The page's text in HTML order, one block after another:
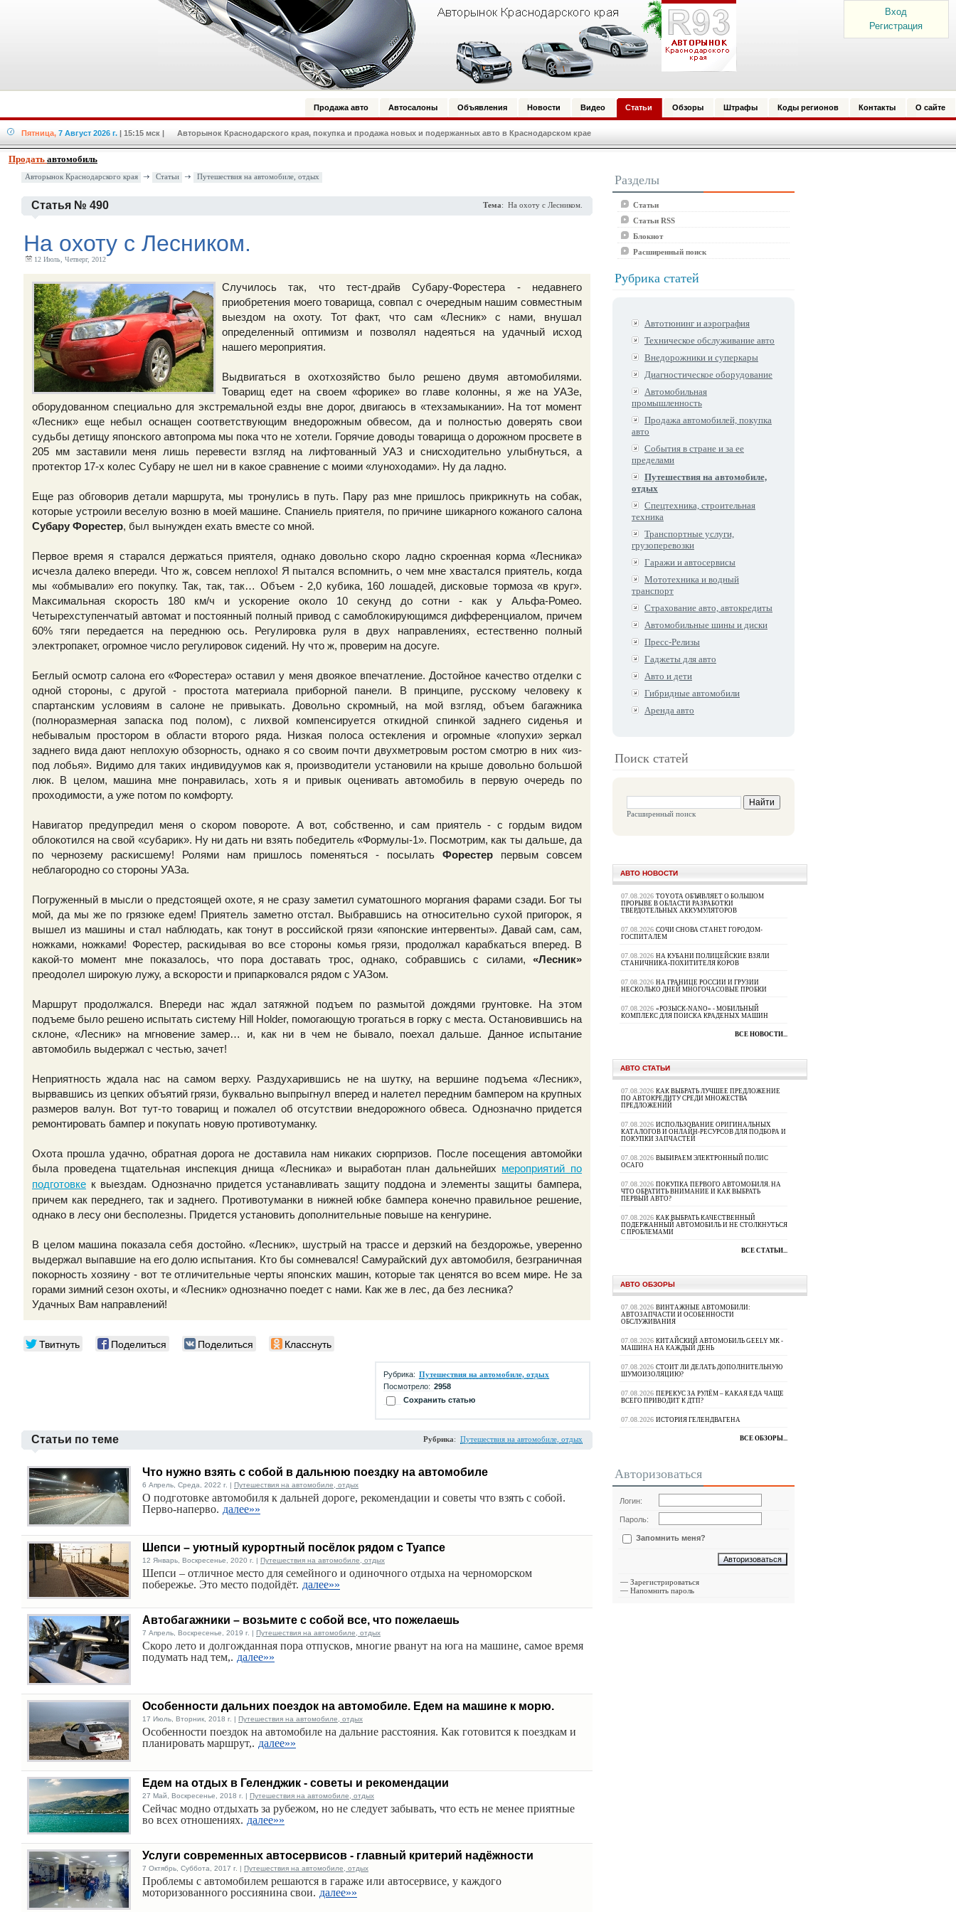
Вход
Регистрация
Продажа авто Автосалоны Объявления Новости Видео Статьи Обзоры Штрафы Коды регионов Контакты О сайте
Пятница, 7 Август 2026 г. | 15:15 мск | Авторынок Краснодарского края, покупка и продажа новых и подержанных авто в Краснодарском крае
Продать автомобиль
Авторынок Краснодарского края Статьи Путешествия на автомобиле, отдых
Статья № 490 Тема: На охоту с Лесником.
На охоту с Лесником.
12 Июль, Четверг, 2012
Случилось так, что тест-драйв Субару-Форестера - недавнего
приобретения моего товарища, совпал с очередным нашим совместным
выездом на охоту. Тот факт, что сам «Лесник» с нами, внушал
определенный оптимизм и позволял надеяться на удачный исход
нашего мероприятия.
Выдвигаться в охотхозяйство было решено двумя автомобилями.
Товарищ едет на своем «форике» во главе колонны, я же на УАЗе,
оборудованном специально для экстремальной езды вне дорог, двигаюсь в «техзамыкании». На тот момент
«Лесник» еще небыл оснащен соответствующим внедорожным обвесом, да и полностью доверять свои
судьбы детищу японского автопрома мы пока что не хотели. Горячие доводы товарища о дорожном просвете в
205 мм заставили меня лишь перевести взгляд на лифтованный УАЗ и снисходительно улыбнуться, а
протектор 17-х колес Субару не шел ни в какое сравнение с моими «луноходами». Ну да ладно.
Еще раз обговорив детали маршрута, мы тронулись в путь. Пару раз мне пришлось прикрикнуть на собак,
которые устроили веселую возню в моей машине. Спаниель приятеля, по причине шикарного кожаного салона
Субару Форестер, был вынужден ехать вместе со мной.
Первое время я старался держаться приятеля, однако довольно скоро ладно скроенная корма «Лесника»
исчезла далеко впереди. Что ж, совсем неплохо! Я пытался вспомнить, о чем мне хвастался приятель, когда
мы «обмывали» его покупку. Так, так, так… Объем - 2,0 кубика, 160 лошадей, дисковые тормоза «в круг».
Максимальная скорость 180 км/ч и ускорение около 10 секунд до сотни - как у Альфа-Ромео.
Четырехступенчатый автомат и постоянный полный привод с самоблокирующимся дифференциалом, причем
60% тяги передается на переднюю ось. Регулировка руля в двух направлениях, естественно полный
электропакет, огромное число регулировок сидений. Ну что ж, проверим на досуге.
Беглый осмотр салона его «Форестера» оставил у меня двоякое впечатление. Достойное качество отделки с
одной стороны, с другой - простота материала приборной панели. В принципе, русскому человеку к
спартанским условиям в салоне не привыкать. Довольно скромный, на мой взгляд, объем багажника
(полноразмерная запаска под полом), с лихвой компенсируется откидной спинкой заднего сиденья и
небывалым простором в области второго ряда. Низкая полоса остекления и огромные «лопухи» зеркал
заднего вида дают неплохую обзорность, однако я со своим почти двухметровым ростом смотрю в них «из-
под лобья». Видимо для таких индивидуумов как я, производители установили на крыше довольно большой
люк. В целом, машина мне понравилась, хоть я и привык оценивать автомобиль в первую очередь по
проходимости, а уже потом по комфорту.
Навигатор предупредил меня о скором повороте. А вот, собственно, и сам приятель - с гордым видом
облокотился на свой «субарик». Ну ни дать ни взять победитель «Формулы-1». Посмотрим, как ты дальше, да
по чернозему раскисшему! Ролями нам пришлось поменяться - посылать Форестер первым совсем
неблагородно со стороны УАЗа.
Погруженный в мысли о предстоящей охоте, я не сразу заметил суматошного моргания фарами сзади. Бог ты
мой, да мы же по грязюке едем! Приятель заметно отстал. Выбравшись на относительно сухой пригорок, я
вышел из машины и стал наблюдать, как тонут в российской грязи «японские интервенты». Давай сам, сам,
ножками, ножками! Форестер, раскидывая во все стороны комья грязи, продолжал карабкаться вперед. В
какой-то момент мне показалось, что пора доставать трос, однако, собравшись с силами, «Лесник»
преодолел широкую лужу, а вскорости и припарковался рядом с УАЗом.
Маршрут продолжался. Впереди нас ждал затяжной подъем по размытой дождями грунтовке. На этом
подъеме было решено испытать систему Hill Holder, помогающую трогаться в горку с места. Остановившись на
склоне, «Лесник» на мгновение замер… и, как ни в чем не бывало, поехал дальше. Данное испытание
автомобиль выдержал с честью, зачет!
Неприятность ждала нас на самом верху. Раздухарившись не на шутку, на вершине подъема «Лесник»,
вырвавшись из цепких объятий грязи, буквально выпрыгнул вперед и налетел передним бампером на крупных
размеров валун. Вот тут-то товарищ и пожалел об отсутствии внедорожного обвеса. Однозначно придется
ремонтировать бампер и покупать новую противотуманку.
Охота прошла удачно, обратная дорога не доставила нам никаких сюрпризов. После посещения автомойки
была проведена тщательная инспекция днища «Лесника» и выработан план дальнейших мероприятий по
подготовке к выездам. Однозначно придется устанавливать защиту поддона и элементы защиты бампера,
причем как переднего, так и заднего. Противотуманки в нижней юбке бампера конечно правильное решение,
однако в лесу они бесполезны. Придется установить дополнительные повыше на кенгурине.
В целом машина показала себя достойно. «Лесник», шустрый на трассе и дерзкий на бездорожье, уверенно
выдержал выпавшие на его долю испытания. Кто бы сомневался! Самурайский дух автомобиля, безграничная
покорность хозяину - вот те отличительные черты японских машин, которые так ценятся во всем мире. Не за
горами зимний сезон охоты, и «Лесник» однозначно поедет с нами. Как же в лес, да без лесника?
Удачных Вам направлений!
Твитнуть Поделиться Поделиться Класснуть
Рубрика: Путешествия на автомобиле, отдых
Посмотрело: 2958
Сохранить статью
Статьи по теме Рубрика: Путешествия на автомобиле, отдых
Что нужно взять с собой в дальнюю поездку на автомобиле
6 Апрель, Среда, 2022 г. | Путешествия на автомобиле, отдых
О подготовке автомобиля к дальней дороге, рекомендации и советы что взять с собой.
Перво-наперво. далее»»
Шепси – уютный курортный посёлок рядом с Туапсе
12 Январь, Воскресенье, 2020 г. | Путешествия на автомобиле, отдых
Шепси – отличное место для семейного и одиночного отдыха на черноморском
побережье. Это место подойдёт. далее»»
Автобагажники – возьмите с собой все, что пожелаешь
7 Апрель, Воскресенье, 2019 г. | Путешествия на автомобиле, отдых
Скоро лето и долгожданная пора отпусков, многие рванут на юга на машине, самое время
подумать над тем,. далее»»
Особенности дальних поездок на автомобиле. Едем на машине к морю.
17 Июль, Вторник, 2018 г. | Путешествия на автомобиле, отдых
Особенности поездок на автомобиле на дальние расстояния. Как готовится к поездкам и
планировать маршрут,. далее»»
Едем на отдых в Геленджик - советы и рекомендации
27 Май, Воскресенье, 2018 г. | Путешествия на автомобиле, отдых
Сейчас модно отдыхать за рубежом, но не следует забывать, что есть не менее приятные
во всех отношениях. далее»»
Услуги современных автосервисов - главный критерий надёжности
7 Октябрь, Суббота, 2017 г. | Путешествия на автомобиле, отдых
Проблемы с автомобилем решаются в гараже или автосервисе, у каждого
моторизованного россиянина свои. далее»»
Разделы
Статьи
Статьи RSS
Блокнот
Расширенный поиск
Рубрика статей
Автотюнинг и аэрография
Техническое обслуживание авто
Внедорожники и суперкары
Диагностическое оборудование
Автомобильная
промышленность
Продажа автомобилей, покупка
авто
События в стране и за ее
пределами
Путешествия на автомобиле,
отдых
Спецтехника, строительная
техника
Транспортные услуги,
грузоперевозки
Гаражи и автосервисы
Мототехника и водный
транспорт
Страхование авто, автокредиты
Автомобильные шины и диски
Пресс-Релизы
Гаджеты для авто
Авто и дети
Гибридные автомобили
Аренда авто
Поиск статей
Расширенный поиск
АВТО НОВОСТИ
07.08.2026 TOYOTA ОБЪЯВЛЯЕТ О БОЛЬШОМ
ПРОРЫВЕ В ОБЛАСТИ РАЗРАБОТКИ
ТВЕРДОТЕЛЬНЫХ АККУМУЛЯТОРОВ
07.08.2026 СОЧИ СНОВА СТАНЕТ ГОРОДОМ-
ГОСПИТАЛЕМ
07.08.2026 НА КУБАНИ ПОЛИЦЕЙСКИЕ ВЗЯЛИ
СТАНИЧНИКА-ПОХИТИТЕЛЯ КОРОВ
07.08.2026 НА ГРАНИЦЕ РОССИИ И ГРУЗИИ
НЕСКОЛЬКО ДНЕЙ МНОГОЧАСОВЫЕ ПРОБКИ
07.08.2026 «РОЗЫСК-NANO» - МОБИЛЬНЫЙ
КОМПЛЕКС ДЛЯ ПОИСКА КРАДЕНЫХ МАШИН
ВСЕ НОВОСТИ...
АВТО СТАТЬИ
07.08.2026 КАК ВЫБРАТЬ ЛУЧШЕЕ ПРЕДЛОЖЕНИЕ
ПО АВТОКРЕДИТУ СРЕДИ МНОЖЕСТВА
ПРЕДЛОЖЕНИЙ
07.08.2026 ИСПОЛЬЗОВАНИЕ ОРИГИНАЛЬНЫХ
КАТАЛОГОВ И ОНЛАЙН-РЕСУРСОВ ДЛЯ ПОДБОРА И
ПОКУПКИ ЗАПЧАСТЕЙ
07.08.2026 ВЫБИРАЕМ ЭЛЕКТРОННЫЙ ПОЛИС
ОСАГО
07.08.2026 ПОКУПКА ПЕРВОГО АВТОМОБИЛЯ. НА
ЧТО ОБРАТИТЬ ВНИМАНИЕ И КАК ВЫБРАТЬ
ПЕРВЫЙ АВТО?
07.08.2026 КАК ВЫБРАТЬ КАЧЕСТВЕННЫЙ
ПОДЕРЖАННЫЙ АВТОМОБИЛЬ И НЕ СТОЛКНУТЬСЯ
С ПРОБЛЕМАМИ
ВСЕ СТАТЬИ...
АВТО ОБЗОРЫ
07.08.2026 ВИНТАЖНЫЕ АВТОМОБИЛИ:
АВТОЗАПЧАСТИ И ОСОБЕННОСТИ
ОБСЛУЖИВАНИЯ
07.08.2026 КИТАЙСКИЙ АВТОМОБИЛЬ GEELY МК -
МАШИНА НА КАЖДЫЙ ДЕНЬ
07.08.2026 СТОИТ ЛИ ДЕЛАТЬ ДОПОЛНИТЕЛЬНУЮ
ШУМОИЗОЛЯЦИЮ?
07.08.2026 ПЕРЕКУС ЗА РУЛЁМ – КАКАЯ ЕДА ЧАЩЕ
ВСЕГО ПРИВОДИТ К ДТП?
07.08.2026 ИСТОРИЯ ГЕЛЕНДВАГЕНА
ВСЕ ОБЗОРЫ...
Авторизоваться
Логин:
Пароль:
Запомнить меня?
— Зарегистрироваться
— Напомнить пароль